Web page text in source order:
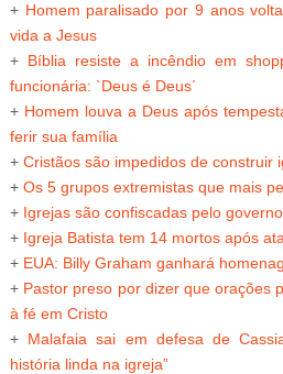
+ Homem paralisado por 9 anos
vida a Jesus
+ Bíblia resiste a incêndio em
funcionária: `Deus é Deus´
+ Homem louva a Deus após
ferir sua família
+ Cristãos são impedidos de construir
+ Os 5 grupos extremistas que mais
+ Igrejas são confiscadas pelo
+ Igreja Batista tem 14 mortos após
+ EUA: Billy Graham ganhará
+ Pastor preso por dizer que orações
à fé em Cristo
+ Malafaia sai em defesa de
história linda na igreja”